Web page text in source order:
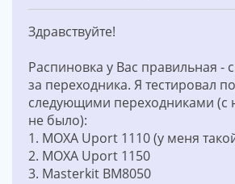
Здравствуйте!
Распиновка у Вас правильная -
за переходника. Я тестировал
следующими переходниками (с
не было):
1. MOXA Uport 1110 (у меня
2. MOXA Uport 1150
3. Masterkit BM8050